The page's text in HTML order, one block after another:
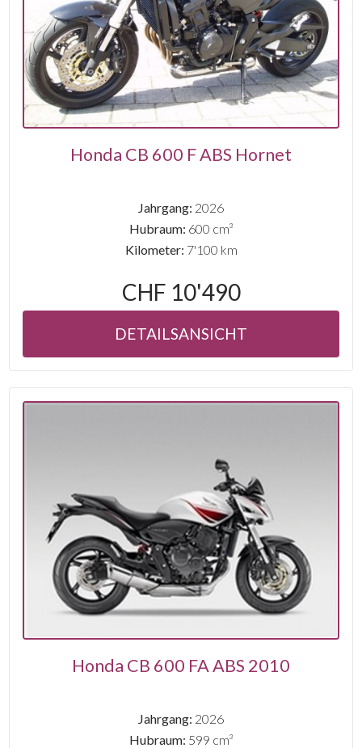
Honda CB 600 F ABS Hornet
Jahrgang: 2026
Hubraum: 600 cm³
Kilometer: 7'100 km
CHF 10'490
DETAILSANSICHT
Honda CB 600 FA ABS 2010
Jahrgang: 2026
Hubraum: 599 cm³